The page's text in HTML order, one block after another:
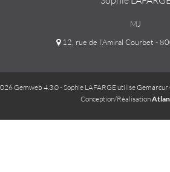
MJ
12, rue de l'Amiral Courbet -
Gemweb 4.3.0- Sophie LAFARGE utilise
Conception/Réalisation